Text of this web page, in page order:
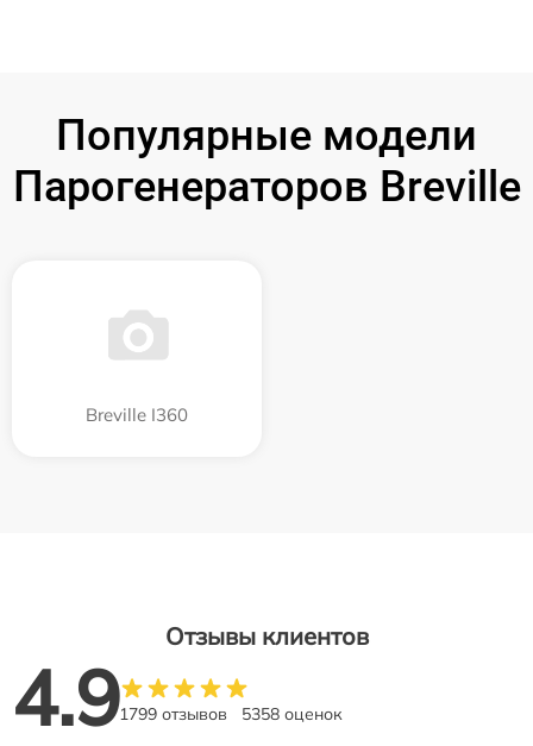
Популярные модели
Парогенераторов Breville
Breville I360
Отзывы клиентов
4.91799 отзывов 5358 оценок